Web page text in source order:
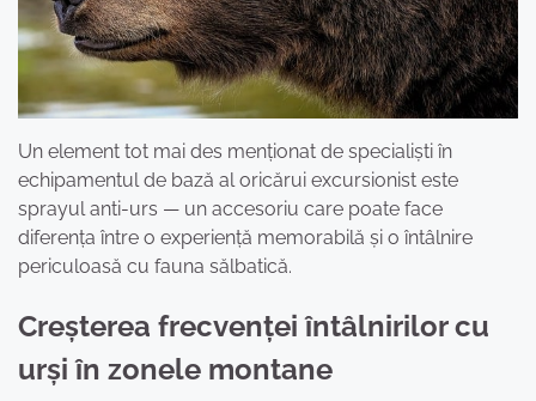
Un element tot mai des menționat de specialiști în
echipamentul de bază al oricărui excursionist este
sprayul anti-urs — un accesoriu care poate face
diferența între o experiență memorabilă și o întâlnire
periculoasă cu fauna sălbatică.
Creșterea frecvenței întâlnirilor cu
urși în zonele montane